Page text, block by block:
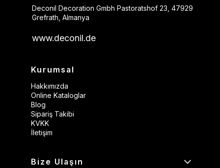
Deconil Decoration Gmbh Pastoratshof 23, 47929
Grefrath, Almanya
www.deconil.de
Kurumsal
Hakkımızda
Online Kataloglar
Blog
Sipariş Takibi
KVKK
İletişim
Bize Ulaşın